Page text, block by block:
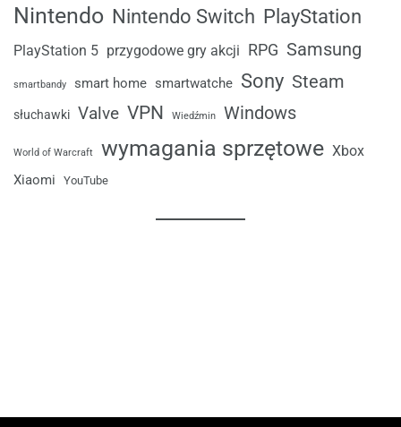
Nintendo Nintendo Switch PlayStation
PlayStation 5 przygodowe gry akcji RPG Samsung
smartbandy smart home smartwatche Sony Steam
słuchawki Valve VPN Wiedźmin Windows
World of Warcraft wymagania sprzętowe Xbox
Xiaomi YouTube